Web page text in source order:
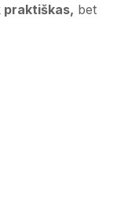
praktiškas, bet